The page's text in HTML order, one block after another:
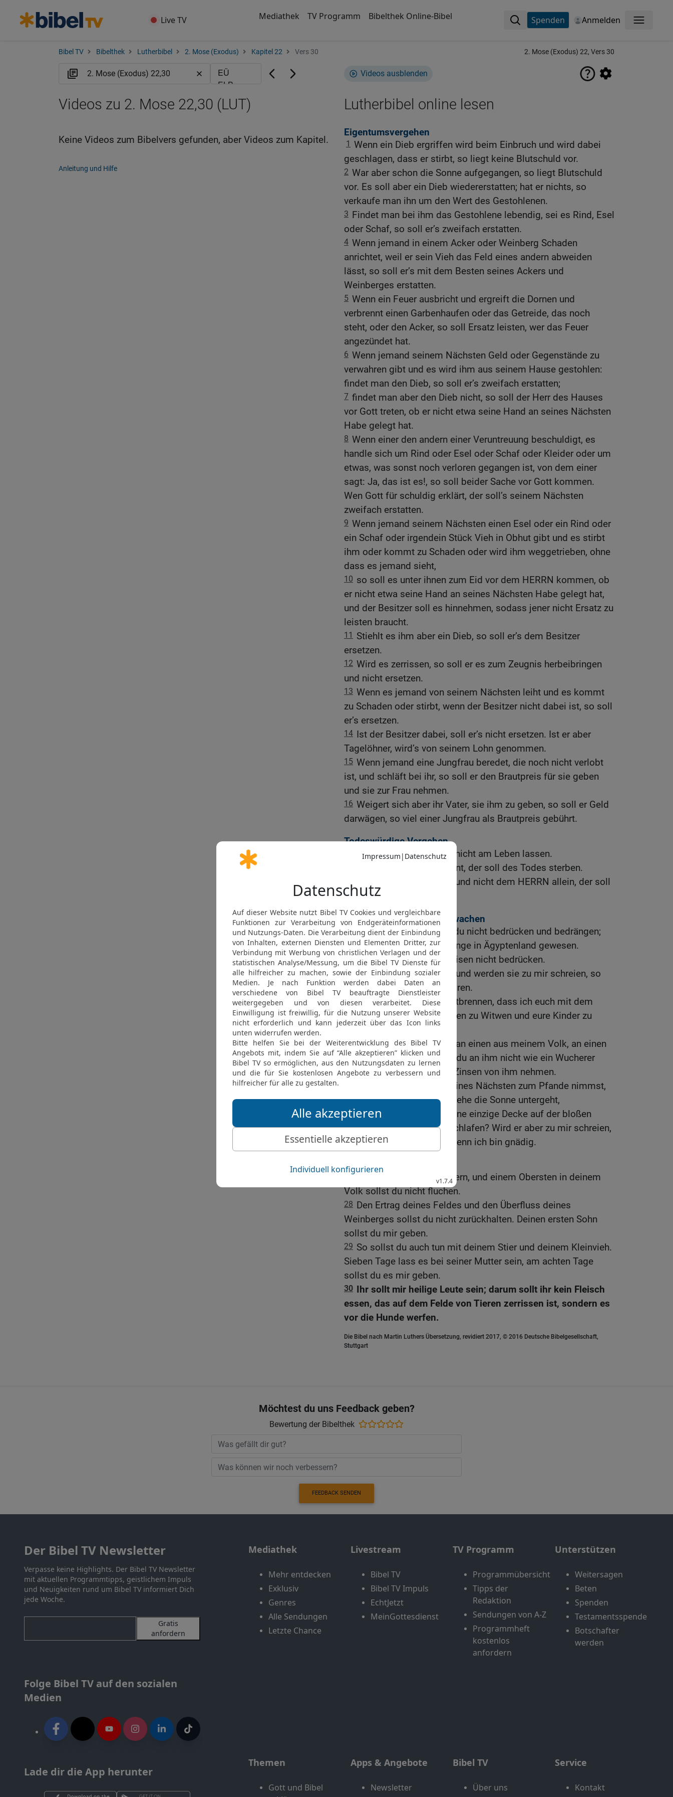
Live TV Mediathek TV Programm Bibelthek Online-Bibel Spenden Anmelden Menü
Bibel TV Bibelthek Lutherbibel 2. Mose (Exodus) Kapitel 22 Vers 30 2. Mose (Exodus) 22, Vers 30
Videos ausblenden
Lutherbibel online lesen
Eigentumsvergehen
1 Wenn ein Dieb ergriffen wird beim Einbruch und wird dabei
geschlagen, dass er stirbt, so liegt keine Blutschuld vor.
2 War aber schon die Sonne aufgegangen, so liegt Blutschuld
vor. Es soll aber ein Dieb wiedererstatten; hat er nichts, so
verkaufe man ihn um den Wert des Gestohlenen.
3 Findet man bei ihm das Gestohlene lebendig, sei es Rind, Esel
oder Schaf, so soll er’s zweifach erstatten.
4 Wenn jemand in einem Acker oder Weinberg Schaden
anrichtet, weil er sein Vieh das Feld eines andern abweiden
lässt, so soll er’s mit dem Besten seines Ackers und
Weinberges erstatten.
5 Wenn ein Feuer ausbricht und ergreift die Dornen und
verbrennt einen Garbenhaufen oder das Getreide, das noch
steht, oder den Acker, so soll Ersatz leisten, wer das Feuer
angezündet hat.
6 Wenn jemand seinem Nächsten Geld oder Gegenstände zu
verwahren gibt und es wird ihm aus seinem Hause gestohlen:
findet man den Dieb, so soll er’s zweifach erstatten;
7 findet man aber den Dieb nicht, so soll der Herr des Hauses
vor Gott treten, ob er nicht etwa seine Hand an seines Nächsten
Habe gelegt hat.
8 Wenn einer den andern einer Veruntreuung beschuldigt, es
handle sich um Rind oder Esel oder Schaf oder Kleider oder um
etwas, was sonst noch verloren gegangen ist, von dem einer
sagt: Ja, das ist es!, so soll beider Sache vor Gott kommen.
Wen Gott für schuldig erklärt, der soll’s seinem Nächsten
zweifach erstatten.
9 Wenn jemand seinem Nächsten einen Esel oder ein Rind oder
ein Schaf oder irgendein Stück Vieh in Obhut gibt und es stirbt
ihm oder kommt zu Schaden oder wird ihm weggetrieben, ohne
dass es jemand sieht,
10 so soll es unter ihnen zum Eid vor dem HERRN kommen, ob
er nicht etwa seine Hand an seines Nächsten Habe gelegt hat,
und der Besitzer soll es hinnehmen, sodass jener nicht Ersatz zu
leisten braucht.
11
Stiehlt es ihm aber ein Dieb, so soll er’s dem Besitzer
ersetzen.
12 Wird es zerrissen, so soll er es zum Zeugnis herbeibringen
und nicht ersetzen.
13 Wenn es jemand von seinem Nächsten leiht und es kommt
zu Schaden oder stirbt, wenn der Besitzer nicht dabei ist, so soll
er’s ersetzen.
14 Ist der Besitzer dabei, soll er’s nicht ersetzen. Ist er aber
Tagelöhner, wird’s von seinem Lohn genommen.
15 Wenn jemand eine Jungfrau beredet, die noch nicht verlobt
ist, und schläft bei ihr, so soll er den Brautpreis für sie geben
und sie zur Frau nehmen.
16 Weigert sich aber ihr Vater, sie ihm zu geben, so soll er Geld
darwägen, so viel einer Jungfrau als Brautpreis gebührt.
Todeswürdige Vergehen
Eine Zauberin sollst du nicht am Leben lassen.
Wer einem Vieh beiwohnt, der soll des Todes sterben.
Wer den Göttern opfert und nicht dem HERRN allein, der soll
dem Bann verfallen.
Rechtsschutz für die Schwachen
20 Einen Fremdling sollst du nicht bedrücken und bedrängen;
denn ihr seid auch Fremdlinge in Ägyptenland gewesen.
21 Ihr sollt Witwen und Waisen nicht bedrücken.
22 Wirst du sie bedrücken und werden sie zu mir schreien, so
werde ich ihr Schreien erhören.
23 Dann wird mein Zorn entbrennen, dass ich euch mit dem
Schwert töte und eure Frauen zu Witwen und eure Kinder zu
24 Wenn du Geld verleihst an einen aus meinem Volk, an einen
Armen neben dir, so sollst du an ihm nicht wie ein Wucherer
handeln; ihr sollt keinerlei Zinsen von ihm nehmen.
Wenn du den Mantel deines Nächsten zum Pfande nimmst,
sollst du ihn wiedergeben, ehe die Sonne untergeht,
26 denn sein Mantel ist seine einzige Decke auf der bloßen
Haut; worin soll er sonst schlafen? Wird er aber zu mir schreien,
so werde ich ihn erhören; denn ich bin gnädig.
Gebote der Gottesfurcht
27
Gott sollst du nicht lästern, und einem Obersten in deinem
Volk sollst du nicht fluchen.
28 Den Ertrag deines Feldes und den Überfluss deines
Weinberges sollst du nicht zurückhalten. Deinen ersten Sohn
sollst du mir geben.
29 So sollst du auch tun mit deinem Stier und deinem Kleinvieh.
Sieben Tage lass es bei seiner Mutter sein, am achten Tage
sollst du es mir geben.
30 Ihr sollt mir heilige Leute sein; darum sollt ihr kein Fleisch
essen, das auf dem Felde von Tieren zerrissen ist, sondern es
vor die Hunde werfen.
Die Bibel nach Martin Luthers Übersetzung, revidiert 2017, © 2016 Deutsche Bibelgesellschaft,
Stuttgart
Videos zu 2. Mose 22,30 (LUT)
Keine Videos zum Bibelvers gefunden, aber Videos zum Kapitel.
Anleitung und Hilfe
Möchtest du uns Feedback geben?
Bewertung der Bibelthek
FEEDBACK SENDEN
Der Bibel TV Newsletter
Verpasse keine Highlights. Der Bibel TV Newsletter
mit aktuellen Programmtipps, geistlichem Impuls
und Neuigkeiten rund um Bibel TV informiert Dich
jede Woche.
Gratis
anfordern
Folge Bibel TV auf den sozialen
Medien
Lade dir die App herunter
Mediathek
Mehr entdecken
Exklusiv
Genres
Alle Sendungen
Letzte Chance
Livestream
Bibel TV
Bibel TV Impuls
EchtJetzt
MeinGottesdienst
TV Programm
Programmübersicht
Tipps der
Redaktion
Sendungen von A-Z
Programmheft
kostenlos
anfordern
Unterstützen
Weitersagen
Beten
Spenden
Testamentsspende
Botschafter
werden
Themen
Gott und Bibel
Apps & Angebote
Newsletter
Bibel TV
Über uns
Service
Kontakt